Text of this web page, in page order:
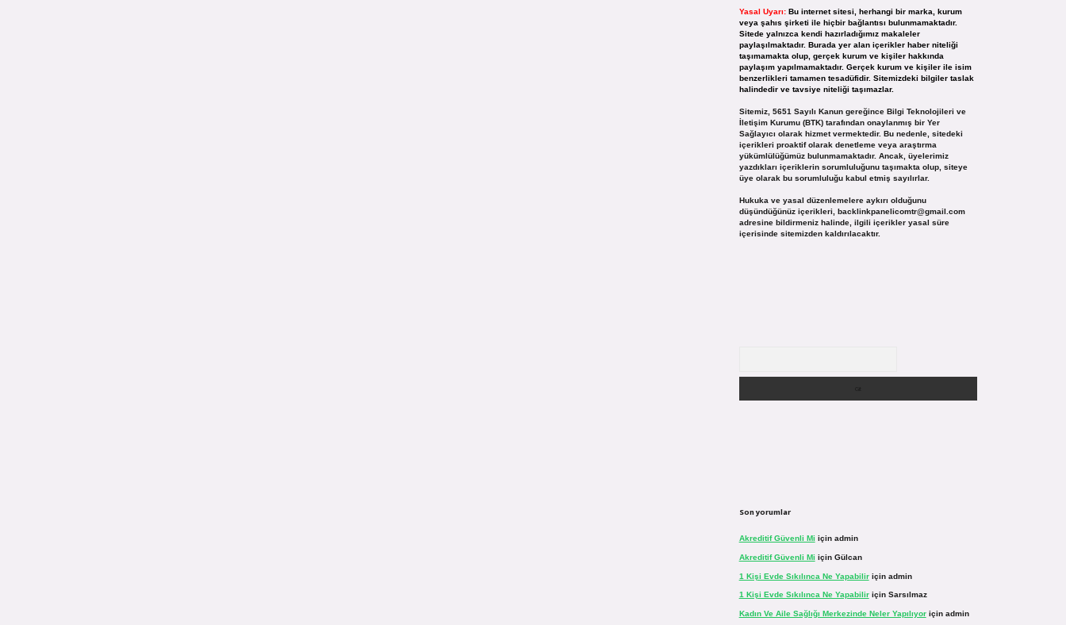
Yasal Uyarı: Bu internet sitesi, herhangi bir marka, kurum
veya şahıs şirketi ile hiçbir bağlantısı bulunmamaktadır.
Sitede yalnızca kendi hazırladığımız makaleler
paylaşılmaktadır. Burada yer alan içerikler haber niteliği
taşımamakta olup, gerçek kurum ve kişiler hakkında
paylaşım yapılmamaktadır. Gerçek kurum ve kişiler ile isim
benzerlikleri tamamen tesadüfidir. Sitemizdeki bilgiler taslak
halindedir ve tavsiye niteliği taşımazlar.
Sitemiz, 5651 Sayılı Kanun gereğince Bilgi Teknolojileri ve
İletişim Kurumu (BTK) tarafından onaylanmış bir Yer
Sağlayıcı olarak hizmet vermektedir. Bu nedenle, sitedeki
içerikleri proaktif olarak denetleme veya araştırma
yükümlülüğümüz bulunmamaktadır. Ancak, üyelerimiz
yazdıkları içeriklerin sorumluluğunu taşımakta olup, siteye
üye olarak bu sorumluluğu kabul etmiş sayılırlar.
Hukuka ve yasal düzenlemelere aykırı olduğunu
düşündüğünüz içerikleri, backlinkpanelicomtr@gmail.com
adresine bildirmeniz halinde, ilgili içerikler yasal süre
içerisinde sitemizden kaldırılacaktır.
Son yorumlar
Akreditif Güvenli Mi için admin
Akreditif Güvenli Mi için Gülcan
1 Kişi Evde Sıkılınca Ne Yapabiliriçin admin
1 Kişi Evde Sıkılınca Ne Yapabiliriçin Sarsılmaz
Kadın Ve Aile Sağlığı Merkezinde Neler Yapılıyoriçin admin